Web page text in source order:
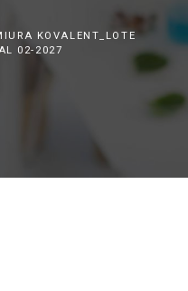
KOVALENT_LOTE
02-2027